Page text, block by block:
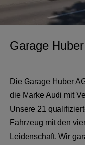
Audi Original
Garage
Die Garage Huber
die Marke Audi mit
Unsere 21
Fahrzeug mit den
Leidenschaft. Wir